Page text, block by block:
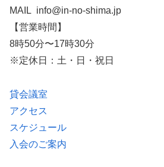
MAIL info@in-no-shima.jp
【営業時間】
8時50分〜17時30分
※定休日：土・日・祝日
貸会議室
アクセス
スケジュール
入会のご案内